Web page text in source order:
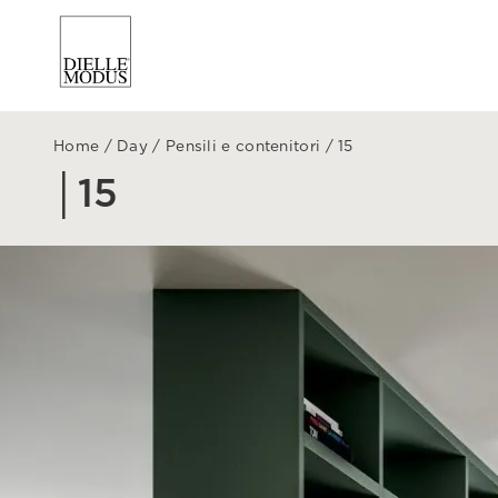
Home / Day / Pensili e contenitori /15
│15